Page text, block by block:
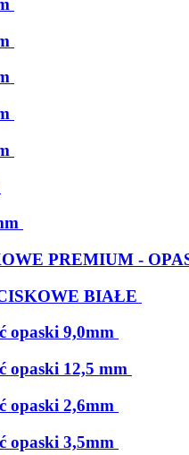
PREMIUM -
BIAŁE
opaski 9,0mm
opaski 12,5 mm
opaski 2,6mm
opaski 3,5mm